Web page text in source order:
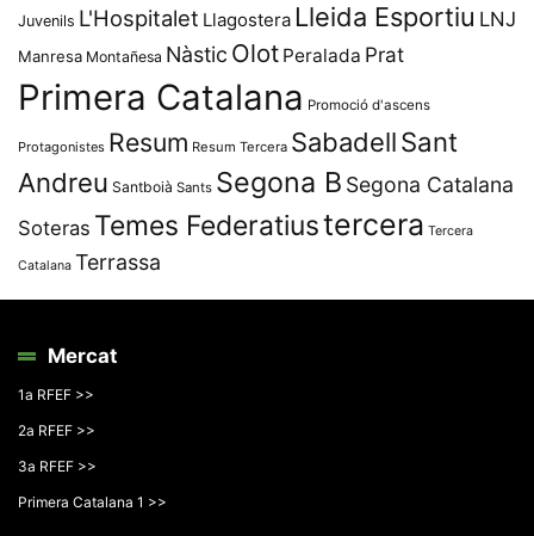
Juvenils L'Hospitalet Llagostera Lleida Esportiu LNJ
Manresa Montañesa Nàstic Olot Peralada Prat
Primera Catalana Promoció d'ascens
Protagonistes Resum Resum Tercera SabadellSant
Andreu Santboià Sants Segona B Segona Catalana
Soteras Temes Federatiustercera Tercera
Catalana Terrassa
Mercat
1a RFEF >>
2a RFEF >>
3a RFEF >>
Primera Catalana 1 >>